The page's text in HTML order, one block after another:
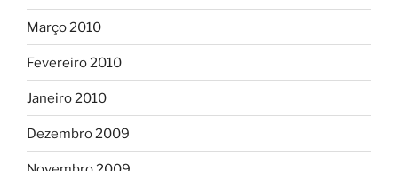
Março 2010
Fevereiro 2010
Janeiro 2010
Dezembro 2009